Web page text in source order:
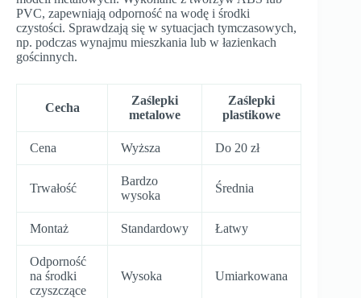
PVC, zapewniają odporność na wodę i środki
czystości. Sprawdzają się w sytuacjach tymczasowych,
np. podczas wynajmu mieszkania lub w łazienkach
gościnnych.
Cecha
Zaślepki
metalowe
Zaślepki
plastikowe
Cena Wyższa Do 20 zł
Trwałość
Bardzo
wysoka
Średnia
Montaż Standardowy Łatwy
Odporność
na środki
czyszczące
Wysoka Umiarkowana